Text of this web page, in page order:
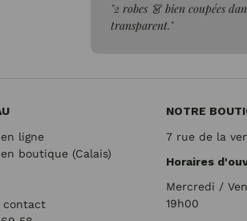
"2 robes 👗 bien coupées
transparent."
ligne
boutique (Calais)
contact
NOTRE
7 rue de la
Horaires
Mercredi /
19h00